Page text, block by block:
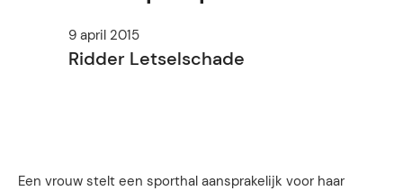
9 april 2015
Ridder Letselschade
Een vrouw stelt een sporthal aansprakelijk voor haar